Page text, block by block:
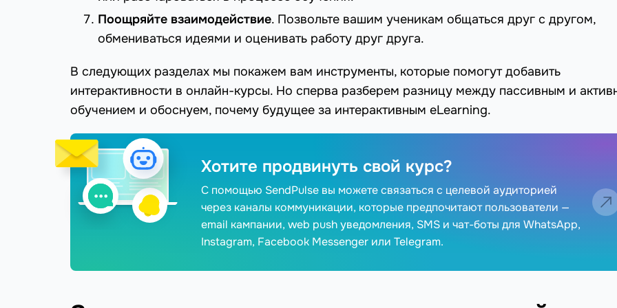
Поощряйте взаимодействие. Позвольте вашим ученикам общаться друг с другом,
обмениваться идеями и оценивать работу друг друга.
В следующих разделах мы покажем вам инструменты, которые помогут добавить
интерактивности в онлайн-курсы. Но сперва разберем разницу между пассивным и
обучением и обоснуем, почему будущее за интерактивным eLearning.
Хотите продвинуть свой курс?
С помощью SendPulse вы можете связаться с целевой аудиторией
через каналы коммуникации, которые предпочитают пользователи —
email кампании, web push уведомления, SMS и чат-боты для WhatsApp,
Instagram, Facebook Messenger или Telegram.